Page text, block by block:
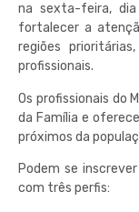
na sexta-feira,
fortalecer a
regiões
profissionais.
Os profissionais do
da Família e
próximos da
Podem se
com três perfis: